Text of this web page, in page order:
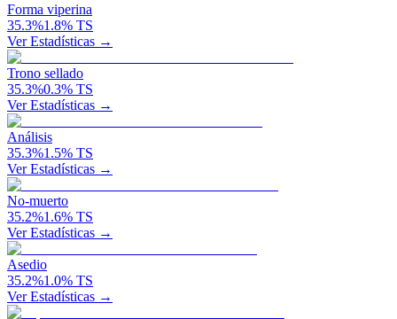
Forma viperina
35.3%1.8% TS
Ver Estadísticas →
Trono sellado
35.3%0.3% TS
Ver Estadísticas →
Análisis
35.3%1.5% TS
Ver Estadísticas →
No-muerto
35.2%1.6% TS
Ver Estadísticas →
Asedio
35.2%1.0% TS
Ver Estadísticas →